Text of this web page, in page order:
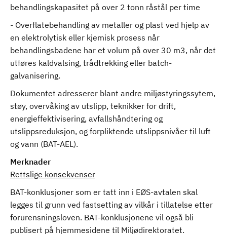
behandlingskapasitet på over 2 tonn råstål per time
- Overflatebehandling av metaller og plast ved hjelp av
en elektrolytisk eller kjemisk prosess når
behandlingsbadene har et volum på over 30 m​3, når det
utføres kaldvalsing, trådtrekking eller batch-
galvanisering.
Dokumentet adresserer blant andre miljøstyringssytem,
støy, overvåking av utslipp, teknikker for drift,
energieffektivisering, avfallshåndtering og
utslippsreduksjon, og forpliktende utslippsnivåer til luft
og vann (BAT-AEL).
Merknader
Rettslige konsekvenser
BAT-konklusjoner som er tatt inn i EØS-avtalen skal
legges til grunn ved fastsetting av vilkår i tillatelse etter
forurensningsloven. BAT-konklusjonene vil også bli
publisert på hjemmesidene til Miljødirektoratet.